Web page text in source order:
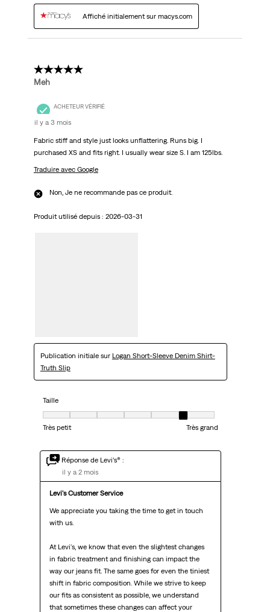
Affiché initialement sur macys.com
3 étoile(s) sur 5.
Meh
ACHETEUR VÉRIFIÉ
il y a 3 mois
Fabric stiff and style just looks unflattering. Runs big. I
purchased XS and fits right. I usually wear size S. I am 125lbs.
Traduire avec Google
Non, Je ne recommande pas ce produit.
Produit utilisé depuis : 2026-03-31
Publication initiale sur Logan Short-Sleeve Denim Shirt-
Truth Slip
Taille
Très petit
Très grand
Réponse de Levi’s® :
il y a 2 mois
Levi's Customer Service
We appreciate you taking the time to get in touch
with us.
At Levi's, we know that even the slightest changes
in fabric treatment and finishing can impact the
way our jeans fit. The same goes for even the tiniest
shift in fabric composition. While we strive to keep
our fits as consistent as possible, we understand
that sometimes these changes can affect your